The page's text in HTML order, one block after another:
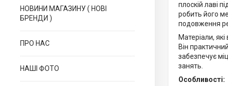
НОВИНИ МАГАЗИНУ ( НОВІ
БРЕНДИ )
ПРО НАС
НАШІ ФОТО
плоскій лаві
робить його
подовження
Матеріали,
Він
забезпечує
занять.
Особливості: